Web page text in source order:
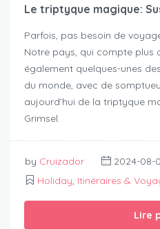
Le triptyque magique:
Parfois, pas besoin de
Notre pays, qui compte plus
également quelques-unes
du monde, avec de
aujourd’hui de la triptyque
Grimsel.
by Cruizador
2024-08-
Holiday, Itinéraires &
Lire